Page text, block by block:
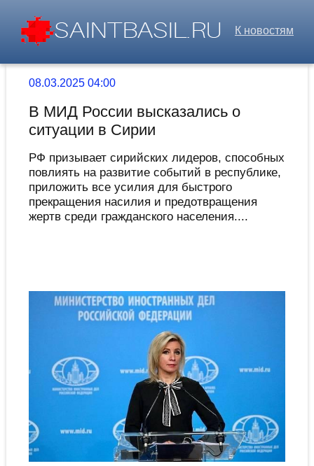
К новостям
08.03.2025 04:00
В МИД России высказались о
ситуации в Сирии
РФ призывает сирийских лидеров, способных
повлиять на развитие событий в республике,
приложить все усилия для быстрого
прекращения насилия и предотвращения
жертв среди гражданского населения....